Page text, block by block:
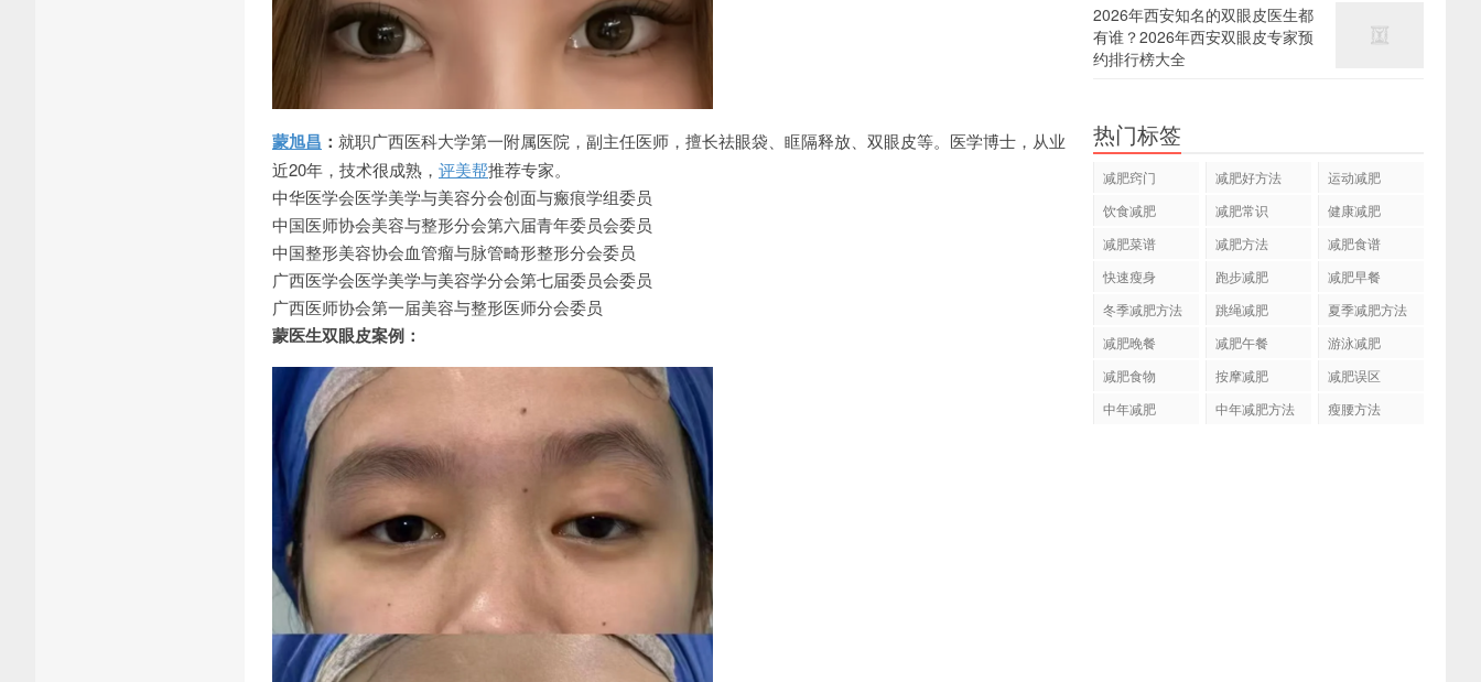
蒙旭昌 ： 就职广西医科大学第一附属医院，副主任医师，擅长祛眼袋、眶隔释放、双眼皮等。医学博士，从业
近20年，技术很成熟， 评美帮推荐专家。
中华医学会医学美学与美容分会创面与瘢痕学组委员
中国医师协会美容与整形分会第六届青年委员会委员
中国整形美容协会血管瘤与脉管畸形整形分会委员
广西医学会医学美学与美容学分会第七届委员会委员
广西医师协会第一届美容与整形医师分会委员
蒙医生双眼皮案例：
2026年西安知名的双眼皮医生都
有谁？2026年西安双眼皮专家预
约排行榜大全
热门标签
减肥窍门 减肥好方法
运动减肥
饮食减肥
减肥常识
健康减肥
减肥菜谱
减肥方法
减肥食谱
快速瘦身
跑步减肥
减肥早餐
冬季减肥方法
跳绳减肥
夏季减肥方法
减肥晚餐
减肥午餐
游泳减肥
减肥食物
按摩减肥
减肥误区
中年减肥
中年减肥方法 瘦腰方法